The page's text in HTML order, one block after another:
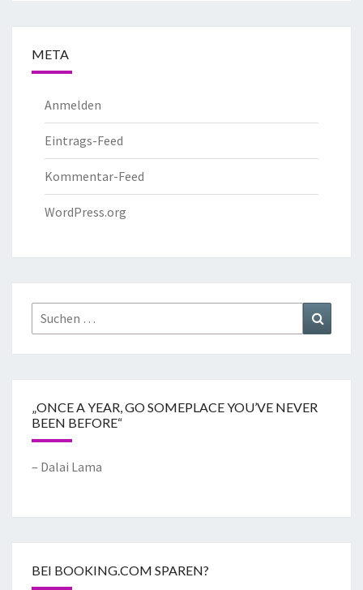
META
Anmelden
Eintrags-Feed
Kommentar-Feed
WordPress.org
„ONCE A YEAR, GO SOMEPLACE YOU’VE NEVER
BEEN BEFORE“
– Dalai Lama
BEI BOOKING.COM SPAREN?